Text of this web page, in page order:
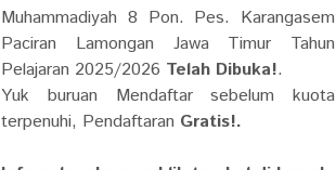
Muhammadiyah 8 Pon. Pes. Karangasem
Paciran Lamongan Jawa Timur Tahun
Pelajaran 2025/2026 Telah Dibuka!.
Yuk buruan Mendaftar sebelum kuota
terpenuhi, Pendaftaran Gratis!.